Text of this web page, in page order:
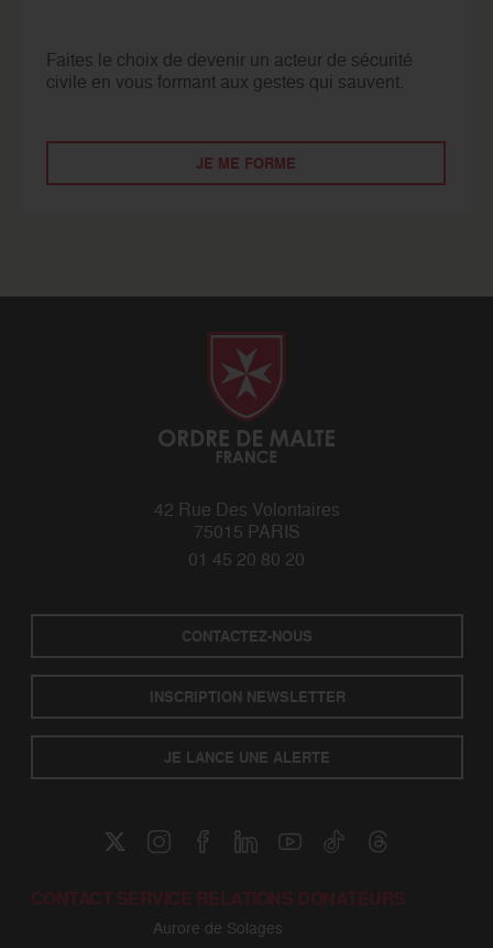
Faites le choix de devenir un acteur de sécurité
civile en vous formant aux gestes qui sauvent.
JE ME FORME
42 Rue Des Volontaires
75015 PARIS
01 45 20 80 20
CONTACTEZ-NOUS
INSCRIPTION NEWSLETTER
JE LANCE UNE ALERTE
CONTACT SERVICE RELATIONS DONATEURS
Aurore de Solages